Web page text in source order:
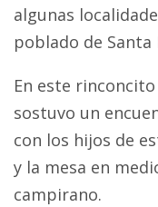
algunas
poblado de Santa
En este
sostuvo un
con los hijos de
y la mesa en
campirano.